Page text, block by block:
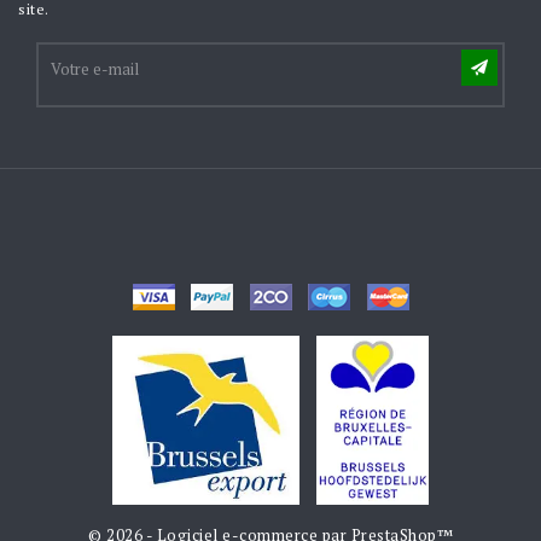
site.
© 2026 - Logiciel e-commerce par PrestaShop™